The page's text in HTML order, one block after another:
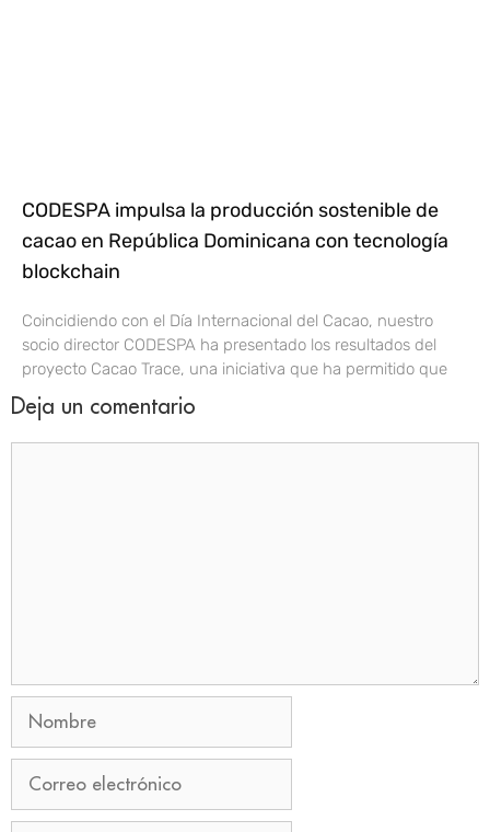
CODESPA impulsa la producción sostenible de
cacao en República Dominicana con tecnología
blockchain
Coincidiendo con el Día Internacional del Cacao, nuestro
socio director CODESPA ha presentado los resultados del
proyecto Cacao Trace, una iniciativa que ha permitido que
Deja un comentario